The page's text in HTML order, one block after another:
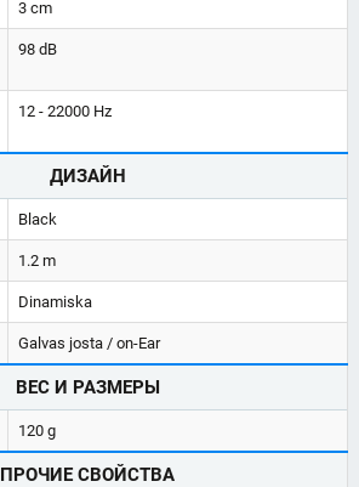
3 cm
98 dB
12 - 22000 Hz
ДИЗАЙН
Black
1.2 m
Dinamiska
Galvas josta / on-Ear
ВЕС И РАЗМЕРЫ
120 g
ПРОЧИЕ СВОЙСТВА